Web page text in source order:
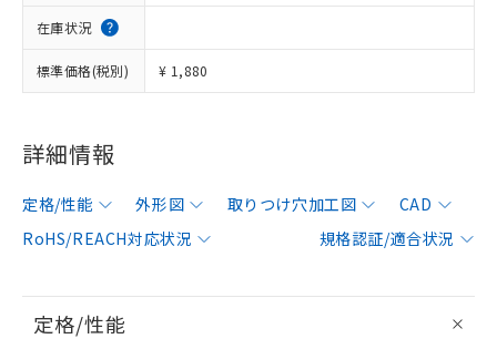
在庫状況
標準価格(税別) ¥ 1,880
詳細情報
定格/性能 外形図 取りつけ穴加工図
CAD
RoHS/REACH対応状況
規格認証/適合状況
定格/性能